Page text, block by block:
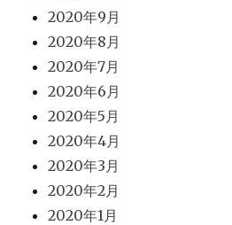
2020年9月
2020年8月
2020年7月
2020年6月
2020年5月
2020年4月
2020年3月
2020年2月
2020年1月